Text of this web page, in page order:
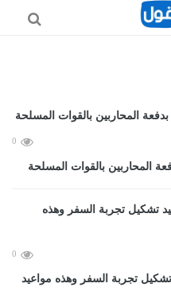
0
المحاربين بالقوات المسلحة
0
تجربة السفر وهذه مواعيد